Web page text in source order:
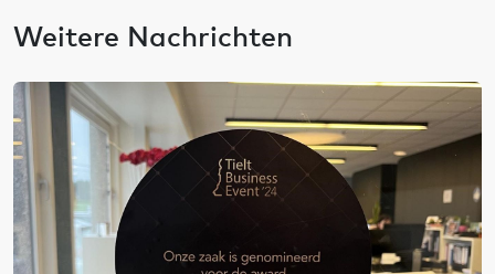
Weitere Nachrichten